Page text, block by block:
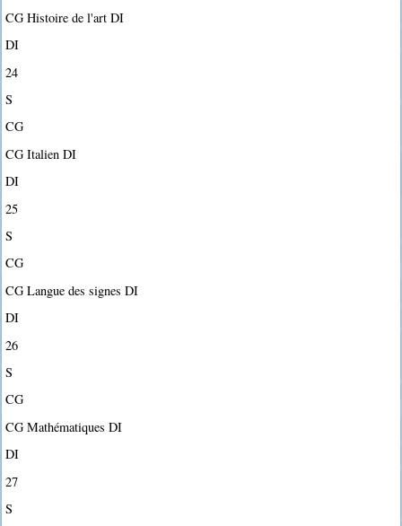
CG Histoire de l'art DI
DI
24
S
CG
CG Italien DI
DI
25
S
CG
CG Langue des signes DI
DI
26
S
CG
CG Mathématiques DI
DI
27
S